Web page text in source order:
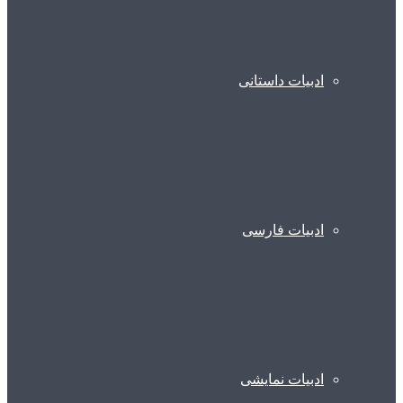
ادبیات داستانی
ادبیات فارسی
ادبیات نمایشی